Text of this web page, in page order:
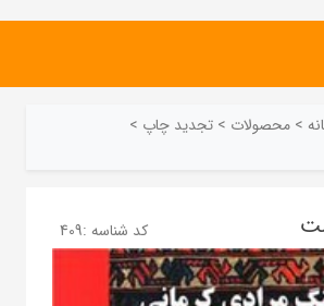
> محصولات > تجدید چاپ >
کد شناسه :409